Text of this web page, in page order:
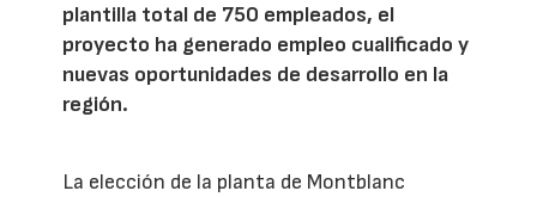
plantilla total de 750 empleados, el
proyecto ha generado empleo cualificado y
nuevas oportunidades de desarrollo en la
región.
La elección de la planta de Montblanc